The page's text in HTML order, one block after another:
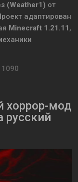
(Weather1) от
адаптирован
Minecraft 1.21.11 ,
1090
хоррор-мод